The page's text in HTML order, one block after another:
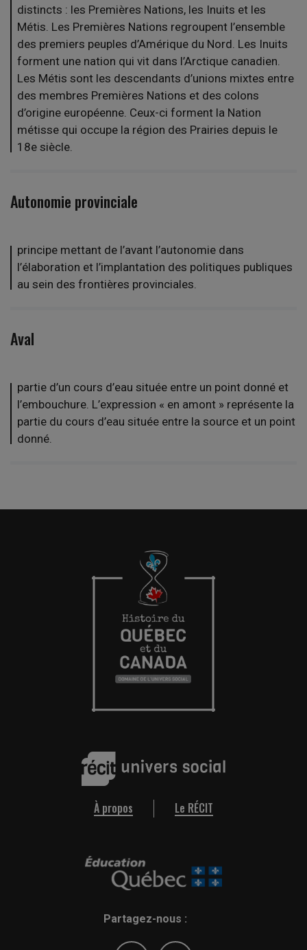
distincts : les Premières Nations, les Inuits et les
Métis. Les Premières Nations regroupent l’ensemble
des premiers peuples d’Amérique du Nord. Les Inuits
forment une nation qui vit dans l’Arctique canadien.
Les Métis sont les descendants d’unions mixtes entre
des membres Premières Nations et des colons
d’origine européenne. Ceux-ci forment la Nation
métisse qui occupe la région des Prairies depuis le
18e siècle.
Autonomie provinciale
principe mettant de l’avant l’autonomie dans
l’élaboration et l’implantation des politiques publiques
au sein des frontières provinciales.
Aval
partie d’un cours d’eau située entre un point donné et
l’embouchure. L’expression « en amont » représente la
partie du cours d’eau située entre la source et un point
donné.
À propos Le RÉCIT
Partagez-nous :